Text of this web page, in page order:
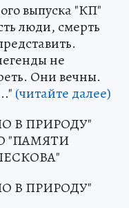
выпуска "КП"
люди, смерть
не
Они вечны.
(читайте далее)
В ПРИРОДУ"
"ПАМЯТИ
В ПРИРОДУ"